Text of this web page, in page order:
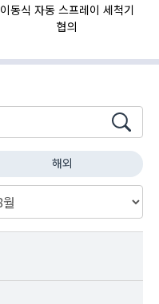
이동식 자동 스프레이 세척기
협의
해외